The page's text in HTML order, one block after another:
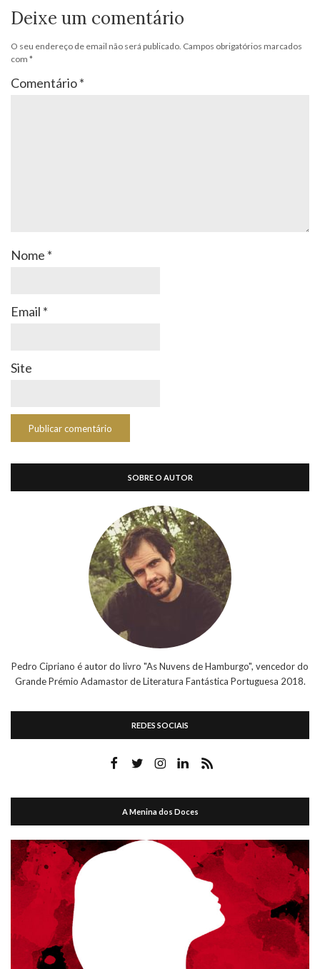
Deixe um comentário
O seu endereço de email não será publicado. Campos obrigatórios marcados
com *
Comentário*
Nome *
Email *
Site
SOBRE O AUTOR
Pedro Cipriano é autor do livro "As Nuvens de Hamburgo", vencedor do
Grande Prémio Adamastor de Literatura Fantástica Portuguesa 2018.
REDES SOCIAIS
A Menina dos Doces